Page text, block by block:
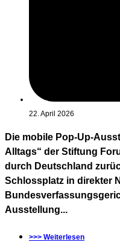
22. April 2026
Die mobile Pop-Up-
Alltags“ der Stiftung
durch Deutschland
Schlossplatz in direkter
Ausstellung...
>>> Weiterlesen